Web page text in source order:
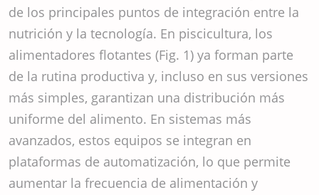
de los principales puntos de integración entre la
nutrición y la tecnología. En piscicultura, los
alimentadores flotantes (Fig. 1) ya forman parte
de la rutina productiva y, incluso en sus versiones
más simples, garantizan una distribución más
uniforme del alimento. En sistemas más
avanzados, estos equipos se integran en
plataformas de automatización, lo que permite
aumentar la frecuencia de alimentación y